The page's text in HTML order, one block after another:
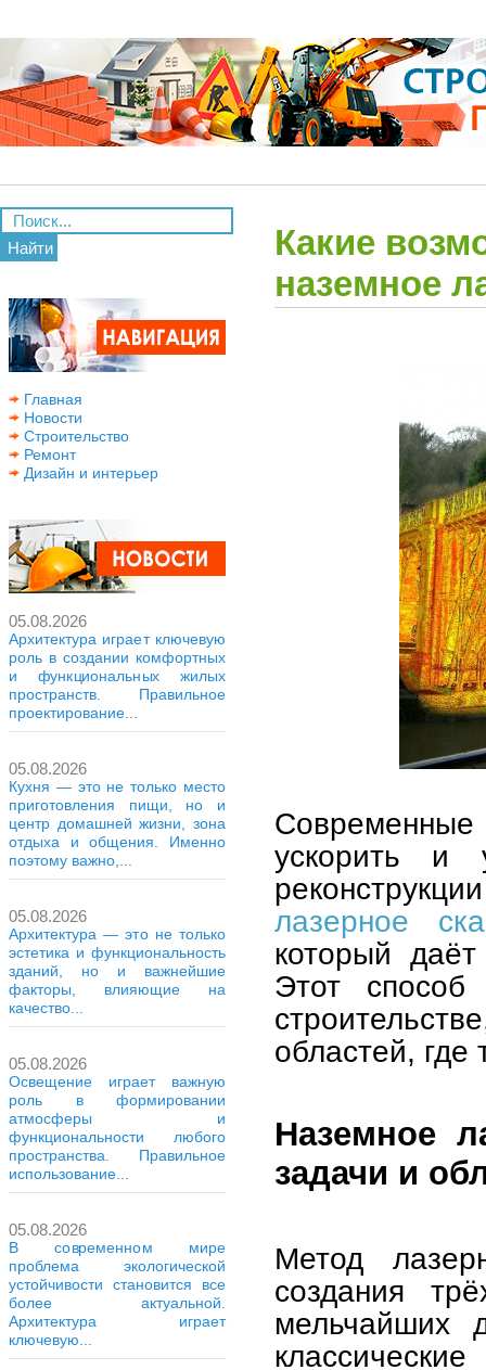
Найти
Главная
Новости
Строительство
Ремонт
Дизайн и интерьер
05.08.2026
Архитектура играет ключевую
роль в создании комфортных
и функциональных жилых
пространств. Правильное
проектирование...
05.08.2026
Кухня — это не только место
приготовления пищи, но и
центр домашней жизни, зона
отдыха и общения. Именно
поэтому важно,...
05.08.2026
Архитектура — это не только
эстетика и функциональность
зданий, но и важнейшие
факторы, влияющие на
качество...
05.08.2026
Освещение играет важную
роль в формировании
атмосферы и
функциональности любого
пространства. Правильное
использование...
05.08.2026
В современном мире
проблема экологической
устойчивости становится все
более актуальной.
Архитектура играет
ключевую...
Какие
наземное
ускорить и
лазерное
который
Этот способ
областей, где
Наземное
задачи и
Метод
создания
мельчайших